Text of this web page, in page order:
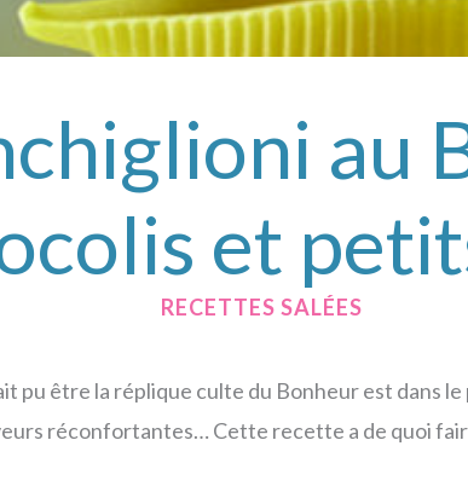
au
et
RECETTES SALÉES
pu être la réplique culte du Bonheur est
réconfortantes… Cette recette a de quoi